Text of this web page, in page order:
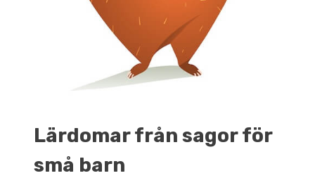
Lärdomarfrån sagor för
små barn